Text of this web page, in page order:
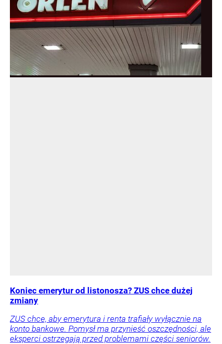
Koniec emerytur od listonosza? ZUS chce dużej
zmiany
ZUS chce, aby emerytura i renta trafiały wyłącznie na
konto bankowe. Pomysł ma przynieść oszczędności, ale
eksperci ostrzegają przed problemami części seniorów.